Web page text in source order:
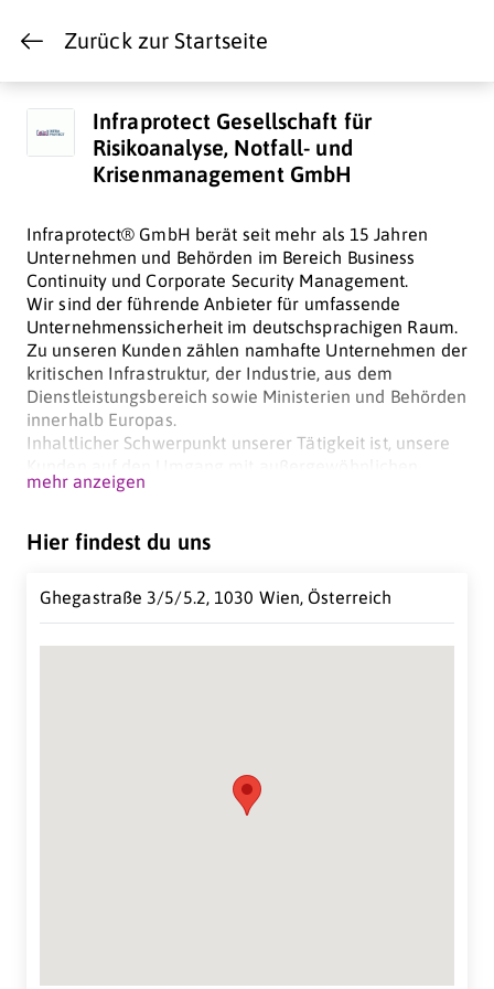
Zurück zur Startseite
Infraprotect Gesellschaft für
Risikoanalyse, Notfall- und
Krisenmanagement GmbH
Infraprotect® GmbH berät seit mehr als 15 Jahren
Unternehmen und Behörden im Bereich Business
Continuity und Corporate Security Management.
Wir sind der führende Anbieter für umfassende
Unternehmenssicherheit im deutschsprachigen Raum.
Zu unseren Kunden zählen namhafte Unternehmen der
kritischen Infrastruktur, der Industrie, aus dem
Dienstleistungsbereich sowie Ministerien und Behörden
innerhalb Europas.
Inhaltlicher Schwerpunkt unserer Tätigkeit ist, unsere
Ereignissen vorzubereiten.
Unterstützung bei realen Ereignissen.
mehr anzeigen
Hier findest du uns
Ghegastraße 3/5/5.2, 1030 Wien, Österreich